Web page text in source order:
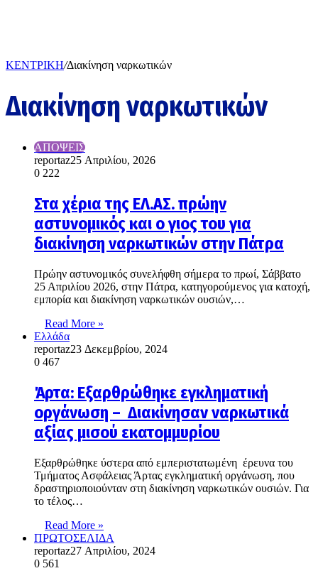
ΚΕΝΤΡΙΚΗ/Διακίνηση ναρκωτικών
Διακίνηση ναρκωτικών
ΑΠΟΨΕΙΣ
reportaz25 Απριλίου, 2026
0 222
Στα χέρια της ΕΛ.ΑΣ. πρώην
αστυνομικός και ο γιος του για
διακίνηση ναρκωτικών στην Πάτρα
Πρώην αστυνομικός συνελήφθη σήμερα το πρωί, Σάββατο
25 Απριλίου 2026, στην Πάτρα, κατηγορούμενος για κατοχή,
εμπορία και διακίνηση ναρκωτικών ουσιών,…
Read More »
Ελλάδα
reportaz23 Δεκεμβρίου, 2024
0 467
Άρτα: Εξαρθρώθηκε εγκληματική
οργάνωση – Διακίνησαν ναρκωτικά
αξίας μισού εκατομμυρίου
Εξαρθρώθηκε ύστερα από εμπεριστατωμένη έρευνα του
Τμήματος Ασφάλειας Άρτας εγκληματική οργάνωση, που
δραστηριοποιούνταν στη διακίνηση ναρκωτικών ουσιών. Για
το τέλος…
Read More »
ΠΡΩΤΟΣΕΛΙΔΑ
reportaz27 Απριλίου, 2024
0 561